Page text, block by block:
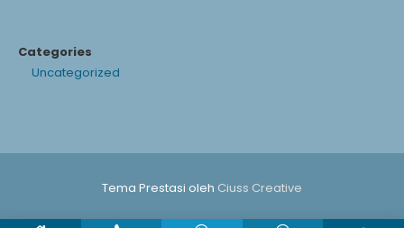
Categories
Uncategorized
Tema Prestasi oleh Ciuss Creative